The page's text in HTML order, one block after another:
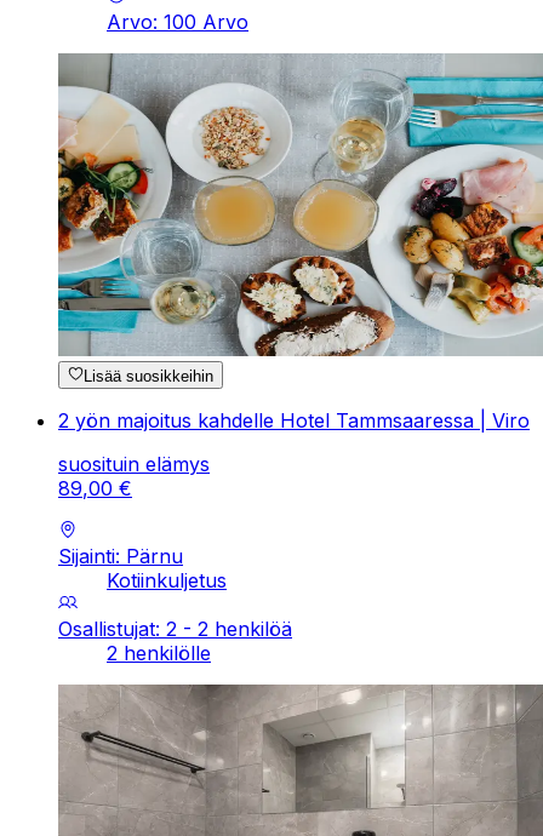
Arvo: 100 Arvo
Lisää suosikkeihin
2 yön majoitus kahdelle Hotel Tammsaaressa | Viro
suosituin elämys
89,00 €
Sijainti: Pärnu
Kotiinkuljetus
Osallistujat: 2 - 2 henkilöä
2 henkilölle